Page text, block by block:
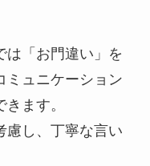
は「お門違い」を
ミュニケーション
ます。
慮し、丁寧な言い